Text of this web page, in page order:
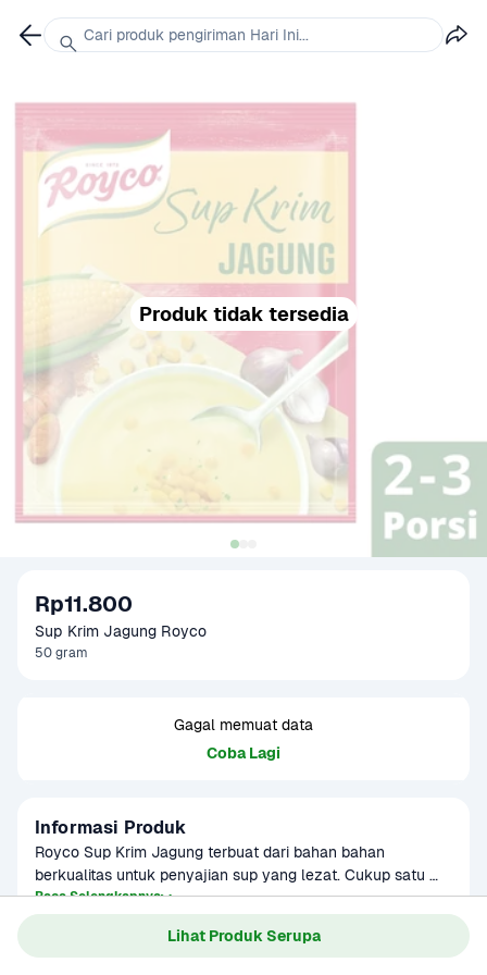
Lihat Produk Serupa
Produk tidak tersedia
Rp11.800
Sup Krim Jagung Royco
50 gram
Gagal memuat data
Coba Lagi
Informasi Produk
Royco Sup Krim Jagung terbuat dari bahan bahan
berkualitas untuk penyajian sup yang lezat. Cukup satu
sachet untuk satu mangkuk hangat dan lezat. Siap
disajikan dalam 5 menit!
Baca Selengkapnya
Cari produk pengiriman Hari Ini...